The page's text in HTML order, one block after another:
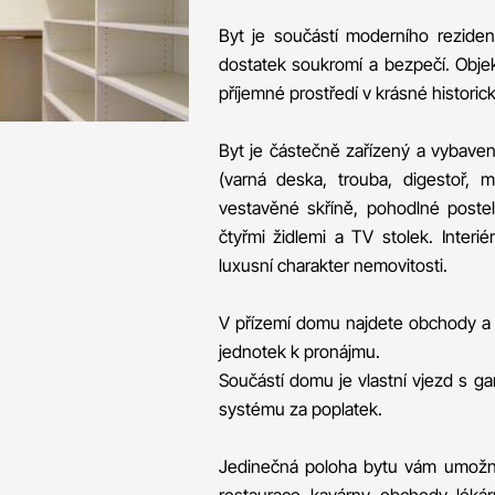
Byt je součástí moderního
dostatek soukromí a bezpečí.
příjemné prostředí v krásné
Byt je částečně zařízený a
(varná deska, trouba, digestoř,
vestavěné skříně, pohodlné
čtyřmi židlemi a TV stolek.
luxusní charakter nemovitosti.
V přízemí domu najdete obchody
jednotek k pronájmu.
Součástí domu je vlastní vjezd s
systému za poplatek.
Jedinečná poloha bytu vám